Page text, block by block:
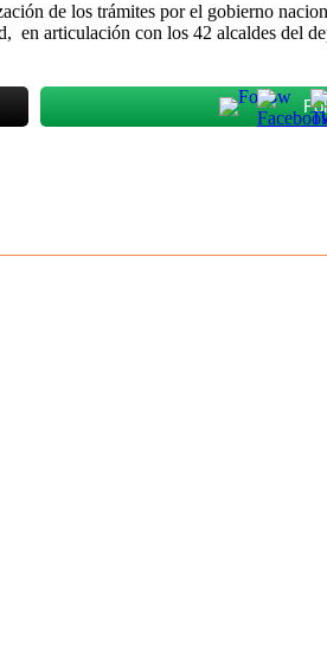
de los trámites por el gobierno
en articulación con los 42 alcaldes del